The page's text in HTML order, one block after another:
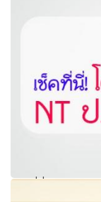
เช็คที่นี่! โครงสร้